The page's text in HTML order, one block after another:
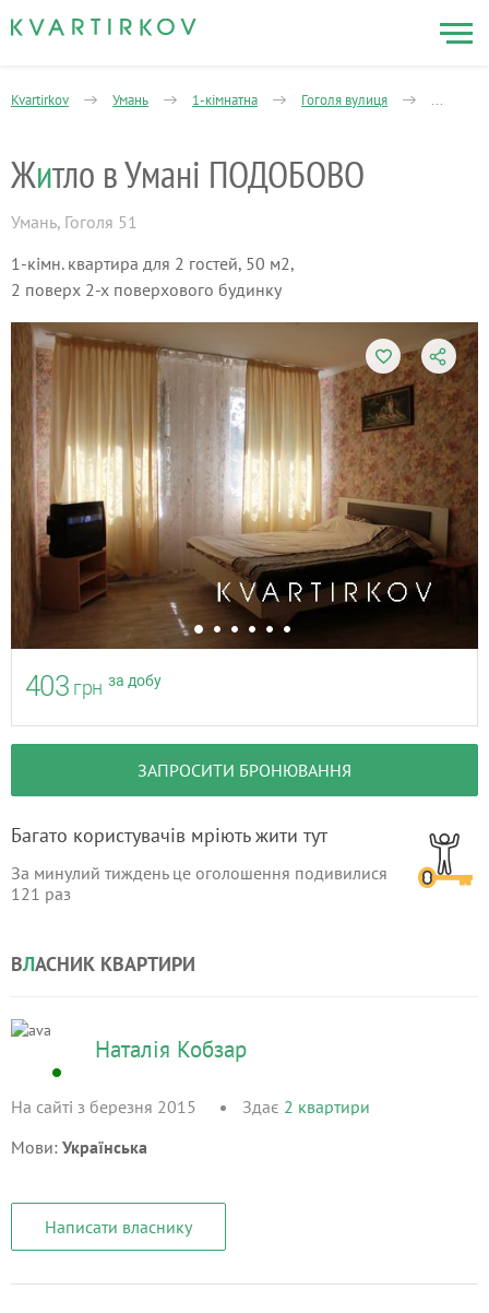
Kvartirkov Умань 1-кімнатна Гоголя вулиця Житло в
Житло в Умані ПОДОБОВО
Умань, Гоголя 51
1-кімн. квартира для 2 гостей, 50 м2,
2 поверх 2-х поверхового будинку
403 грн за добу
ЗАПРОСИТИ БРОНЮВАННЯ
Багато користувачів мріють жити тут
За минулий тиждень це оголошення подивилися
121 раз
ВЛАСНИК КВАРТИРИ
Наталія Кобзар
На сайті з березня 2015 Здає 2 квартири
Мови: Українська
Написати власнику